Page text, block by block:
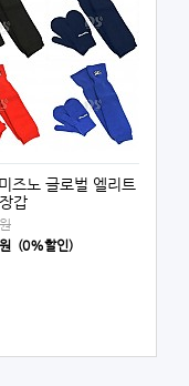
즈노 글로벌 엘리트
갑
(0%할인)